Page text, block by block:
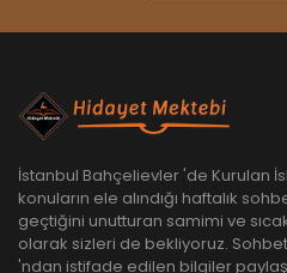
İstanbul Bahçelievler 'de Kurulan
konuların ele alındığı haftalık
geçtiğini unutturan samimi ve sıcak
olarak sizleri de bekliyoruz.
'ndan istifade edilen bilgiler